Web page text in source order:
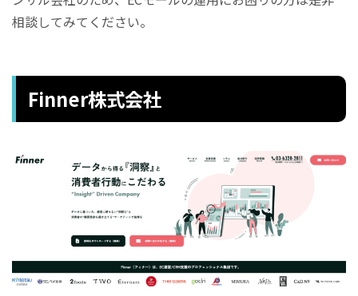
相談してみてください。
Finner株式会社